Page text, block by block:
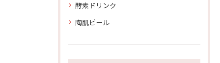
酵素ドリンク
陶肌ピール